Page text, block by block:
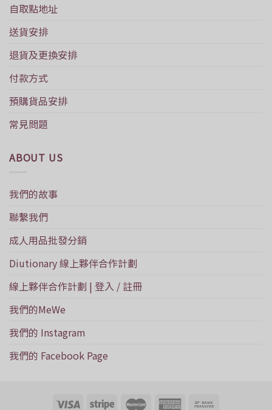
自取點地址
送貨安排
退貨及更換安排
付款方式
預購貨品安排
常見問題
ABOUT US
我們的故事
聯繫我們
成人用品批發分銷
Diutionary 線上夥伴合作計劃
線上夥伴合作計劃 | 登入 / 註冊
我們的MeWe
我們的 Instagram
我們的 Facebook Page